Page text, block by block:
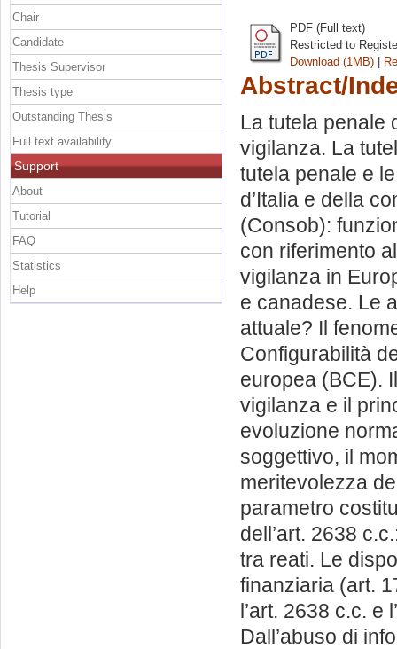
PDF (Full text)
Restricted to
Download (1MB) |
Abstract/
La tutela penale
vigilanza. La
tutela penale e
d’Italia e della
(Consob):
con riferimento
vigilanza in
e canadese. Le
attuale? Il
Configurabilità
europea (BCE).
vigilanza e il
evoluzione
soggettivo, il
meritevolezza
parametro
dell’art. 2638
tra reati. Le
finanziaria (art.
l’art. 2638 c.c. e
Dall’abuso di
Chair
Candidate
Thesis Supervisor
Thesis type
Outstanding Thesis
Full text availability
Support
About
Tutorial
FAQ
Statistics
Help